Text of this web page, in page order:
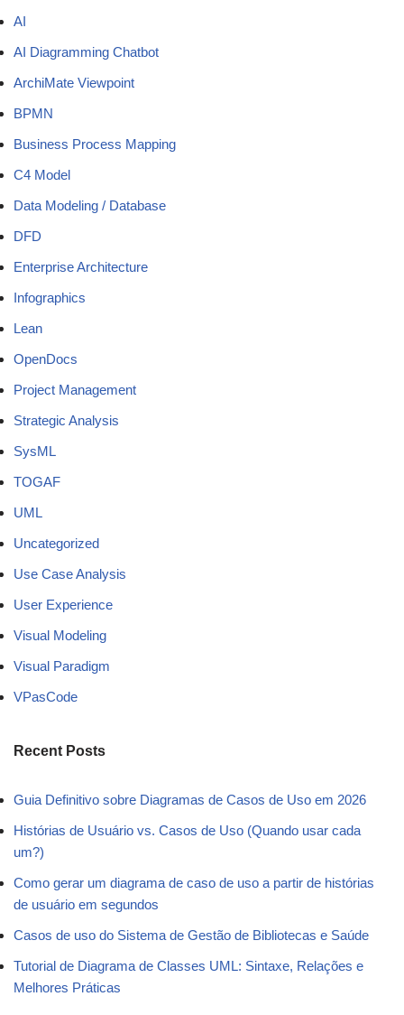
AI
AI Diagramming Chatbot
ArchiMate Viewpoint
BPMN
Business Process Mapping
C4 Model
Data Modeling / Database
DFD
Enterprise Architecture
Infographics
Lean
OpenDocs
Project Management
Strategic Analysis
SysML
TOGAF
UML
Uncategorized
Use Case Analysis
User Experience
Visual Modeling
Visual Paradigm
VPasCode
Recent Posts
Guia Definitivo sobre Diagramas de Casos de Uso em 2026
Histórias de Usuário vs. Casos de Uso (Quando usar cada
um?)
Como gerar um diagrama de caso de uso a partir de histórias
de usuário em segundos
Casos de uso do Sistema de Gestão de Bibliotecas e Saúde
Tutorial de Diagrama de Classes UML: Sintaxe, Relações e
Melhores Práticas